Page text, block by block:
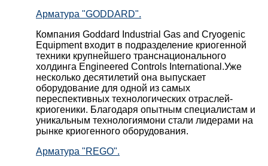
Арматура "GODDARD".
Компания Goddard Industrial Gas and Cryogenic
Equipment входит в подразделение криогенной
техники крупнейшего транснационального
холдинга Engineered Controls International.Уже
несколько десятилетий она выпускает
оборудование для одной из самых
переспективных технологических отраслей-
криогеники. Благодаря опытным специалистам и
уникальным технологиямони стали лидерами на
рынке криогенного оборудования.
Арматура "REGO".